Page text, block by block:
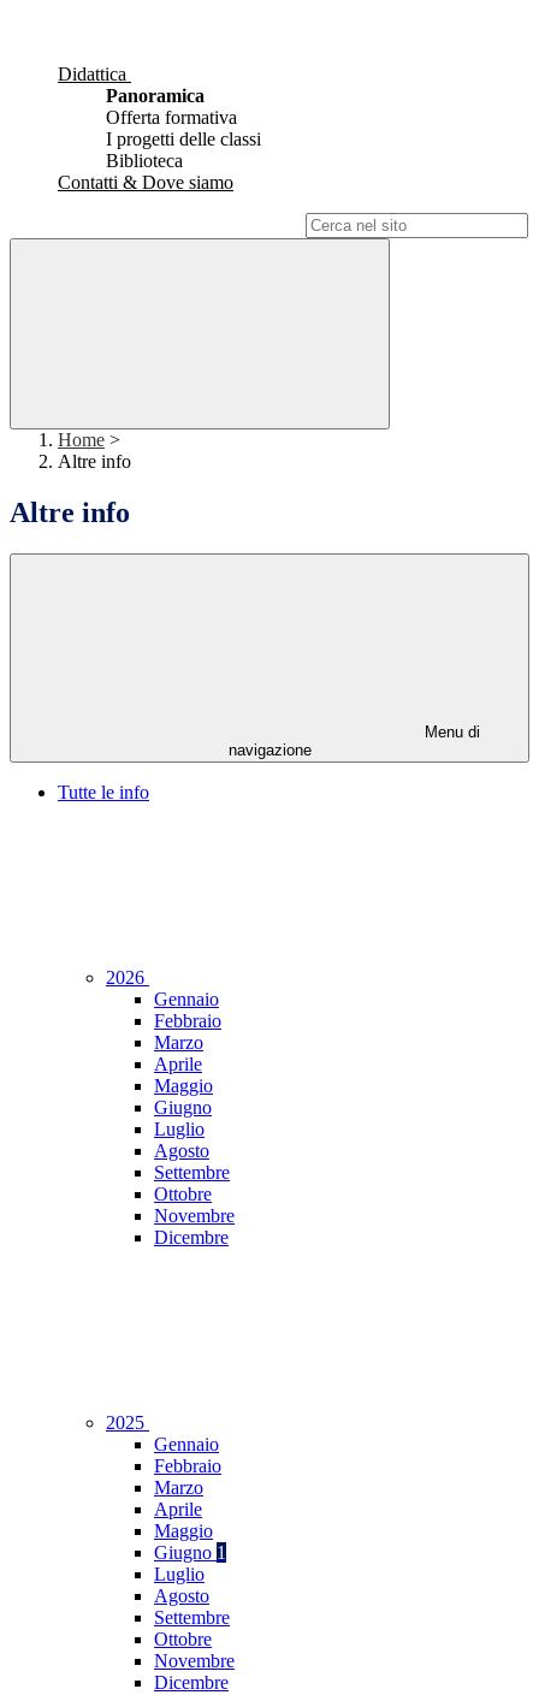
Didattica
Panoramica
Offerta formativa
I progetti delle classi
Biblioteca
Contatti & Dove siamo
Home >
Altre info
Altre info
Menu di
navigazione
Tutte le info
2026
Gennaio
Febbraio
Marzo
Aprile
Maggio
Giugno
Luglio
Agosto
Settembre
Ottobre
Novembre
Dicembre
2025
Gennaio
Febbraio
Marzo
Aprile
Maggio
Giugno 1
Luglio
Agosto
Settembre
Ottobre
Novembre
Dicembre